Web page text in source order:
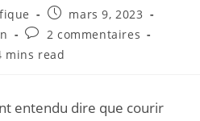
mars 9, 2023
2 commentaires
mins read
entendu dire que courir